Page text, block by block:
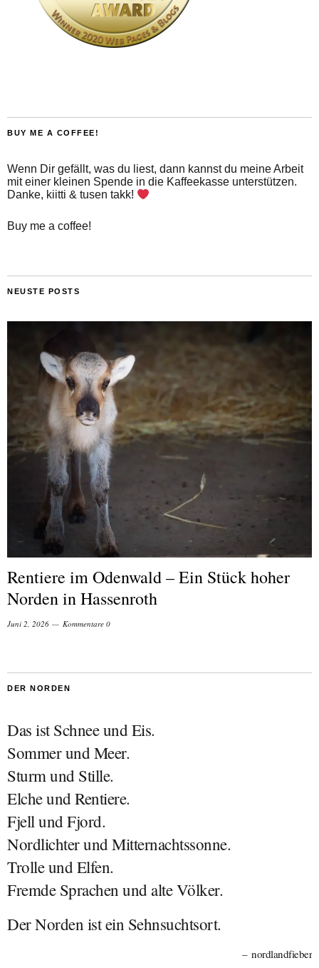
BUY ME A COFFEE!
Wenn Dir gefällt, was du liest, dann kannst du meine Arbeit
mit einer kleinen Spende in die Kaffeekasse unterstützen.
Danke, kiitti & tusen takk!
Buy me a coffee!
NEUSTE POSTS
Rentiere im Odenwald – Ein Stück hoher
Norden in Hassenroth
Juni 2, 2026 Kommentare 0
DER NORDEN
Das ist Schnee und Eis.
Sommer und Meer.
Sturm und Stille.
Elche und Rentiere.
Fjell und Fjord.
Nordlichter und Mitternachtssonne.
Trolle und Elfen.
Fremde Sprachen und alte Völker.
Der Norden ist ein Sehnsuchtsort.
nordlandfieber